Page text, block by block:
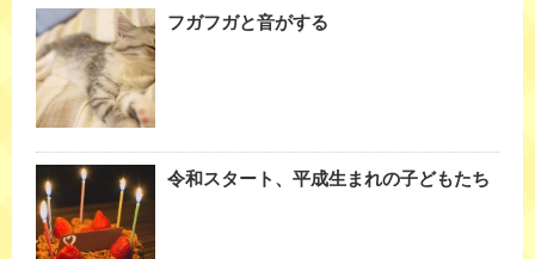
フガフガと音がする
令和スタート、平成生まれの子どもたち